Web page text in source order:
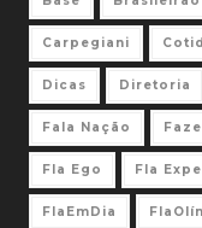
Carpegiani
Dicas Diretoria
Fala Nação
Fla Ego Fla
FlaEmDia